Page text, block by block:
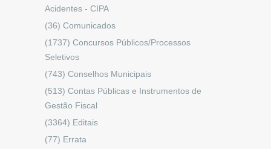
Acidentes - CIPA
(36) Comunicados
(1737) Concursos Públicos/Processos
Seletivos
(743) Conselhos Municipais
(513) Contas Públicas e Instrumentos de
Gestão Fiscal
(3364) Editais
(77) Errata